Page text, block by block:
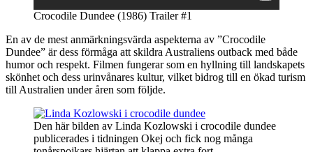
Crocodile Dundee (1986) Trailer #1
En av de mest anmärkningsvärda aspekterna av ”Crocodile
Dundee” är dess förmåga att skildra Australiens outback med både
humor och respekt. Filmen fungerar som en hyllning till landskapets
skönhet och dess urinvånares kultur, vilket bidrog till en ökad turism
till Australien under åren som följde.
Den här bilden av Linda Kozlowski i crocodile dundee
publicerades i tidningen Okej och fick nog många